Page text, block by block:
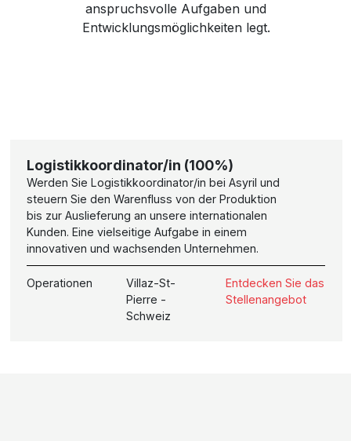
anspruchsvolle Aufgaben und
Entwicklungsmöglichkeiten legt.
Logistikkoordinator/in (100%)
Werden Sie Logistikkoordinator/in bei Asyril und
steuern Sie den Warenfluss von der Produktion
bis zur Auslieferung an unsere internationalen
Kunden. Eine vielseitige Aufgabe in einem
innovativen und wachsenden Unternehmen.
Operationen
Villaz-St-
Pierre -
Schweiz
Entdecken Sie das
Stellenangebot